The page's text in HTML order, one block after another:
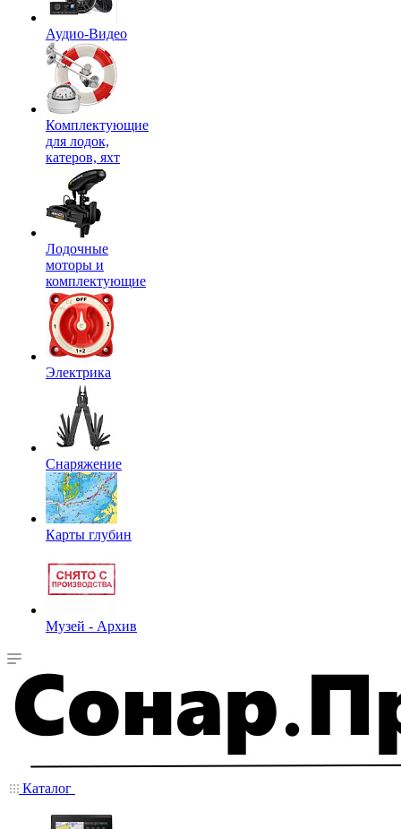
Аудио-Видео
Комплектующие
для лодок,
катеров, яхт
Лодочные
моторы и
комплектующие
Электрика
Снаряжение
Карты глубин
Музей - Архив
Каталог